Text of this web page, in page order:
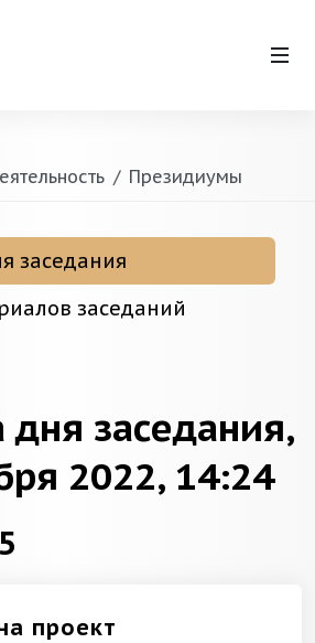
Президиумы
заседания
заседаний
дня заседания,
2022, 14:24
проект